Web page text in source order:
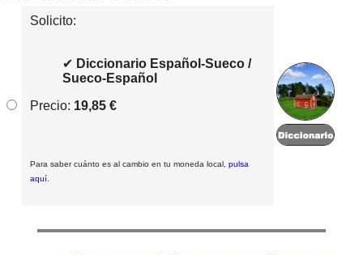
Solicito:
✔ Diccionario Español-Sueco /
Sueco-Español
Precio: 19,85 €
Para saber cuánto es al cambio en tu moneda local, pulsa
aquí.